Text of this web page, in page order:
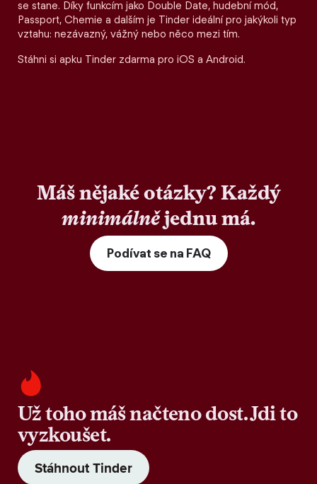
se stane. Díky funkcím jako Double Date, hudební mód,
Passport, Chemie a dalším je Tinder ideální pro jakýkoli typ
vztahu: nezávazný, vážný nebo něco mezi tím.
Stáhni si apku Tinder zdarma pro iOS a Android.
Máš nějaké otázky? Každý
minimálnějednu má.
Podívat se na FAQ
Už toho máš načteno dost. Jdi to
vyzkoušet.
Stáhnout Tinder